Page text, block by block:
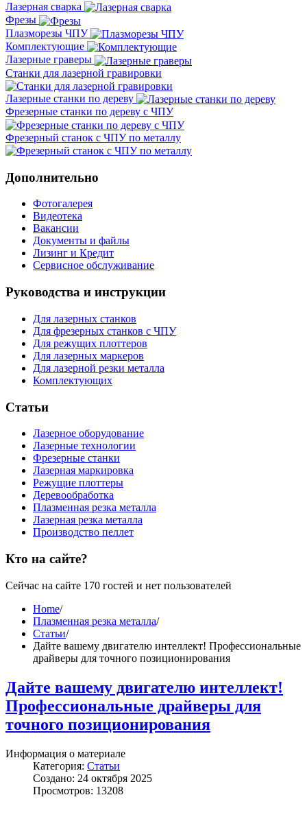
Лазерная сварка
Фрезы
Плазморезы ЧПУ
Комплектующие
Лазерные граверы
Станки для лазерной гравировки
Лазерные станки по дереву
Фрезерные станки по дереву с ЧПУ
Фрезерный станок с ЧПУ по металлу
Дополнительно
Фотогалерея
Видеотека
Вакансии
Документы и файлы
Лизинг и Кредит
Сервисное обслуживание
Руководства и инструкции
Для лазерных станков
Для фрезерных станков с ЧПУ
Для режущих плоттеров
Для лазерных маркеров
Для лазерной резки металла
Комплектующих
Статьи
Лазерное оборудование
Лазерные технологии
Фрезерные станки
Лазерная маркировка
Режущие плоттеры
Деревообработка
Плазменная резка металла
Лазерная резка металла
Производство пеллет
Кто на сайте?
Сейчас на сайте 170 гостей и нет пользователей
Home/
Плазменная резка металла/
Статьи/
Дайте вашему двигателю интеллект! Профессиональные
драйверы для точного позиционирования
Дайте вашему двигателю интеллект!
Профессиональные драйверы для
точного позиционирования
Информация о материале
Категория: Статьи
Создано: 24 октября 2025
Просмотров: 13208